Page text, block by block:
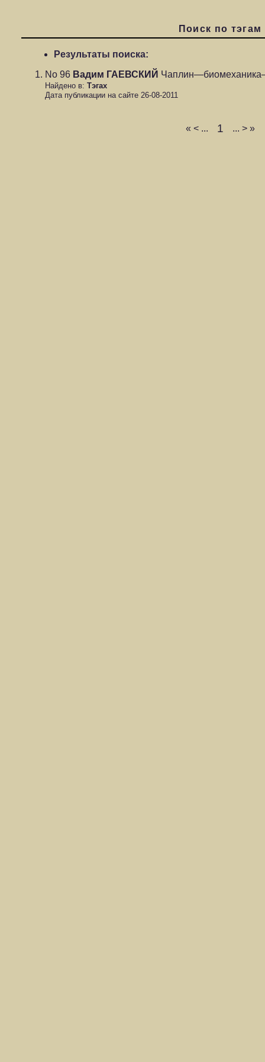
Поиск по тэгам
Результаты поиска:
No 96 Вадим ГАЕВСКИЙ
Найдено в: Тэгах
Дата публикации на сайте 26-08-2011
« < ... 1 ... > »